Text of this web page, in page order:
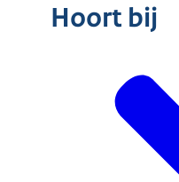
Hoort bij